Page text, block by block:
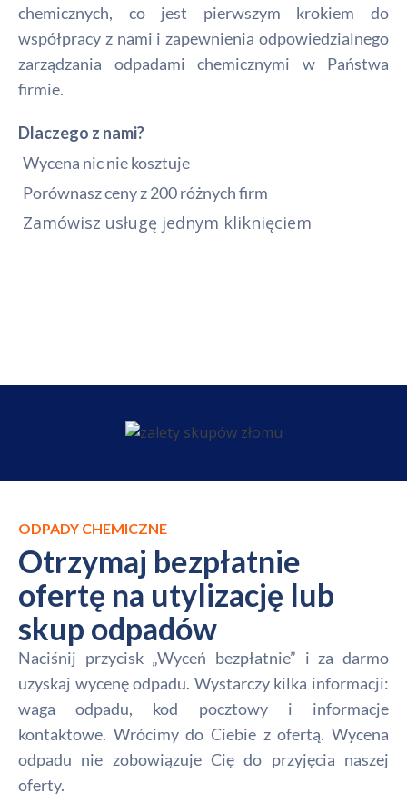
chemicznych, co jest pierwszym krokiem do
współpracy z nami i zapewnienia odpowiedzialnego
zarządzania odpadami chemicznymi w Państwa
firmie.
Dlaczego z nami?
Wycena nic nie kosztuje
Porównasz ceny z 200 różnych firm
Zamówisz usługę jednym kliknięciem
ODPADY CHEMICZNE
Otrzymaj bezpłatnie
ofertę na utylizację lub
skup odpadów
Naciśnij przycisk „Wyceń bezpłatnie” i za darmo
uzyskaj wycenę odpadu. Wystarczy kilka informacji:
waga odpadu, kod pocztowy i informacje
kontaktowe. Wrócimy do Ciebie z ofertą. Wycena
odpadu nie zobowiązuje Cię do przyjęcia naszej
oferty.